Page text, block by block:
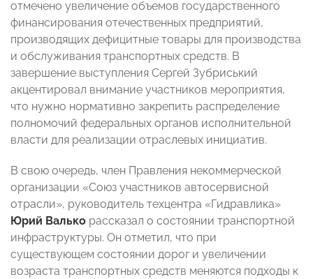
отмечено увеличение объемов государственного
финансирования отечественных предприятий,
производящих дефицитные товары для производства
и обслуживания транспортных средств. В
завершение выступления Сергей Зубриський
акцентировал внимание участников мероприятия,
что нужно нормативно закрепить распределение
полномочий федеральных органов исполнительной
власти для реализации отраслевых инициатив.
В свою очередь, член Правления некоммерческой
организации «Союз участников автосервисной
отрасли», руководитель техцентра «Гидравлика»
Юрий Валько рассказал о состоянии транспортной
инфраструктуры. Он отметил, что при
существующем состоянии дорог и увеличении
возраста транспортных средств меняются подходы к